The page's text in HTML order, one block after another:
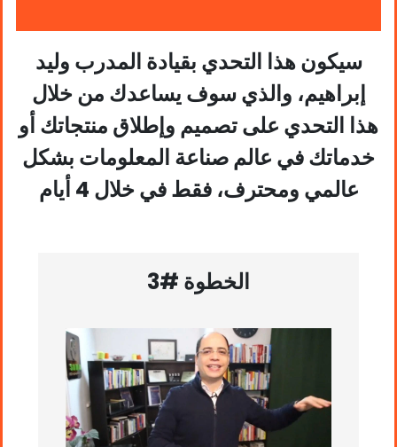
سيكون هذا التحدي بقيادة المدرب وليد
إبراهيم، والذي سوف يساعدك من خلال
هذا التحدي على تصميم وإطلاق منتجاتك أو
خدماتك في عالم صناعة المعلومات بشكل
عالمي ومحترف، فقط في خلال 4 أيام
الخطوة #3